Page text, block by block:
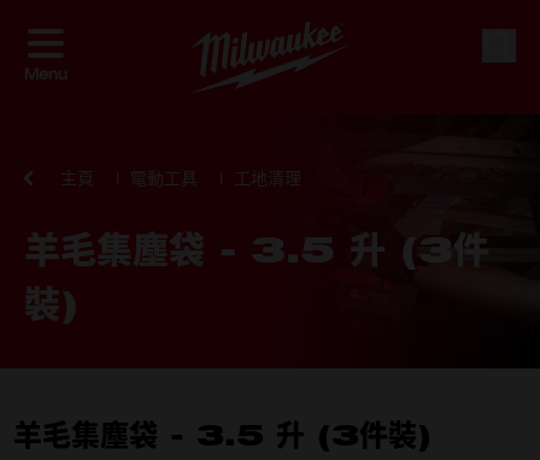
Menu
主頁 電動工具 工地清理
羊毛集塵袋 - 3.5 升 (3件
裝)
羊毛集塵袋 - 3.5 升 (3件裝)